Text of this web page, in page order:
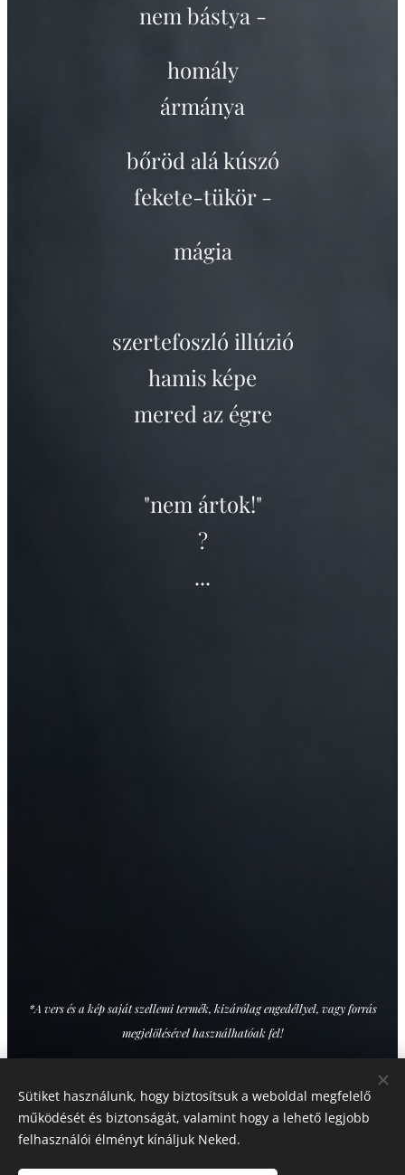
nem bástya -
homály
ármánya
bőröd alá kúszó
fekete-tükör -
mágia
szertefoszló illúzió
hamis képe
mered az égre
"nem ártok!"
?
...
*A vers és a kép saját szellemi termék, kizárólag engedéllyel, vagy forrás
megjelölésével használhatóak fel!
Share
Sütiket használunk, hogy biztosítsuk a weboldal megfelelő
működését és biztonságát, valamint hogy a lehető legjobb
felhasználói élményt kínáljuk Neked.